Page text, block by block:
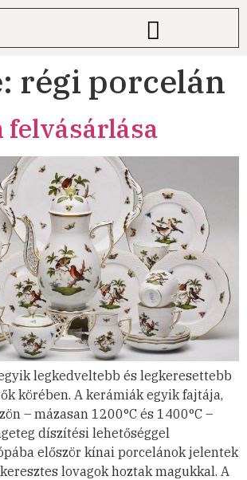
régi porcelán
felvásárlása
legkedveltebb és legkeresettebb
körében. A kerámiák egyik fajtája,
– mázasan 1200°C és 1400°C –
díszítési lehetőséggel
először kínai porcelánok jelentek
lovagok hoztak magukkal. A